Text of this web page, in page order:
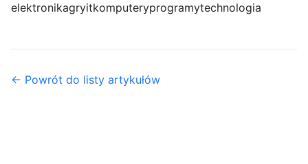
elektronikagryitkomputeryprogramytechnologia
← Powrót do listy artykułów